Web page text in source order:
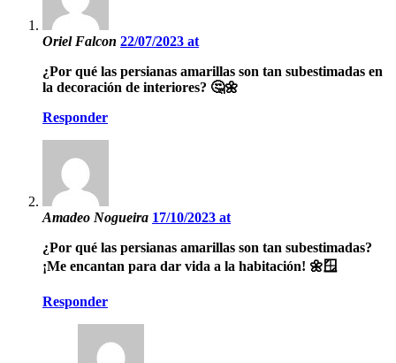
Oriel Falcon 22/07/2023 at
¿Por qué las persianas amarillas son tan subestimadas en
la decoración de interiores? 🤔🌼
Responder
Amadeo Nogueira 17/10/2023 at
¿Por qué las persianas amarillas son tan subestimadas?
¡Me encantan para dar vida a la habitación! 🌼🪟
Responder